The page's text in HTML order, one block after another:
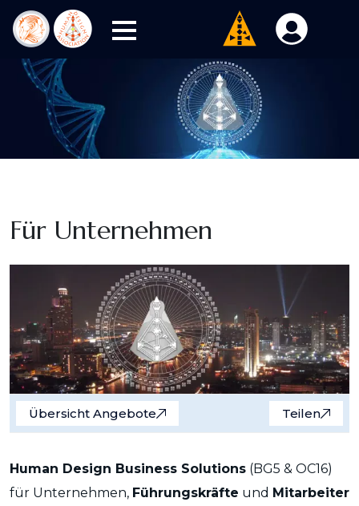
Für Unternehmen
Übersicht Angebote Teilen
Human Design Business Solutions (BG5 & OC16)
für Unternehmen, Führungskräfte und Mitarbeiter